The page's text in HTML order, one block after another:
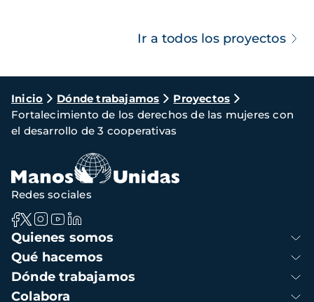
Ir a todos los proyectos
Ruta
de
navegación
Inicio Dónde trabajamos
Proyectos
Fortalecimiento de los derechos de las mujeres con
el desarrollo de 3 cooperativas
Navegación
principal
Quienes somos
Qué hacemos
Dónde trabajamos
Colabora
Redes sociales